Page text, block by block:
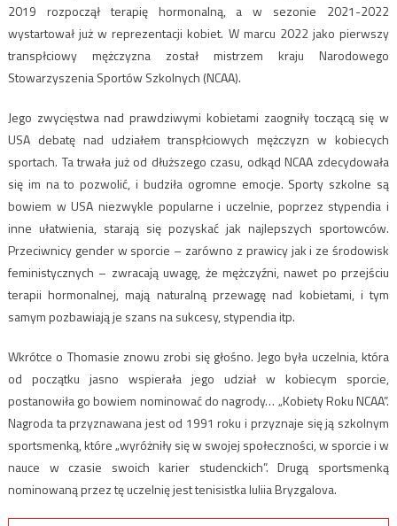
2019 rozpoczął terapię hormonalną, a w sezonie 2021-2022
wystartował już w reprezentacji kobiet. W marcu 2022 jako pierwszy
transpłciowy mężczyzna został mistrzem kraju Narodowego
Stowarzyszenia Sportów Szkolnych (NCAA).
Jego zwycięstwa nad prawdziwymi kobietami zaogniły toczącą się w
USA debatę nad udziałem transpłciowych mężczyzn w kobiecych
sportach. Ta trwała już od dłuższego czasu, odkąd NCAA zdecydowała
się im na to pozwolić, i budziła ogromne emocje. Sporty szkolne są
bowiem w USA niezwykle popularne i uczelnie, poprzez stypendia i
inne ułatwienia, starają się pozyskać jak najlepszych sportowców.
Przeciwnicy gender w sporcie – zarówno z prawicy jak i ze środowisk
feministycznych – zwracają uwagę, że mężczyźni, nawet po przejściu
terapii hormonalnej, mają naturalną przewagę nad kobietami, i tym
samym pozbawiają je szans na sukcesy, stypendia itp.
Wkrótce o Thomasie znowu zrobi się głośno. Jego była uczelnia, która
od początku jasno wspierała jego udział w kobiecym sporcie,
postanowiła go bowiem nominować do nagrody… „Kobiety Roku NCAA”.
Nagroda ta przyznawana jest od 1991 roku i przyznaje się ją szkolnym
sportsmenką, które „wyróżniły się w swojej społeczności, w sporcie i w
nauce w czasie swoich karier studenckich”. Drugą sportsmenką
nominowaną przez tę uczelnię jest tenisistka Iuliia Bryzgalova.